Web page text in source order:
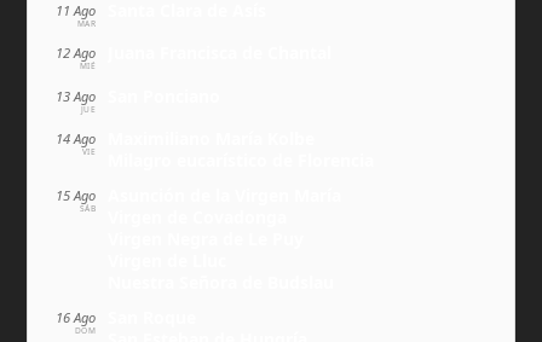
11 Ago
MAR
12 Ago
MIÉ
13 Ago
JUE
14 Ago
VIE
15 Ago
SÁB
16 Ago
DOM